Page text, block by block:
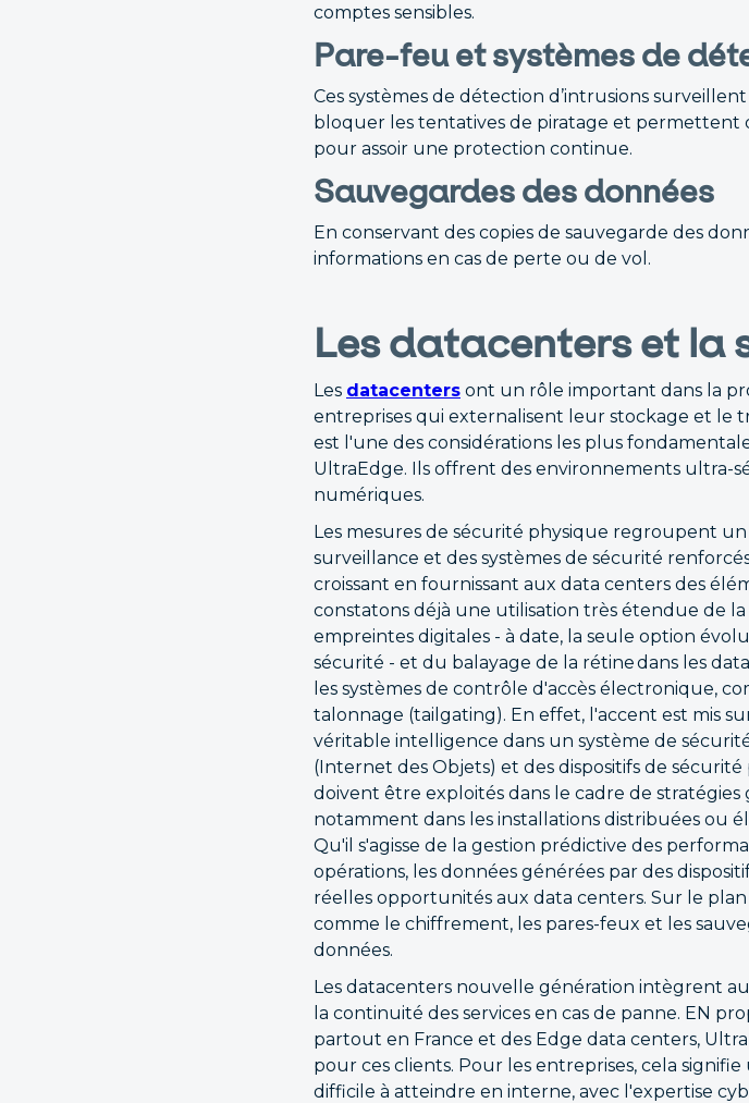
comptes sensibles.
Pare-feu et systèmes de
Ces systèmes de détection d’intrusions
bloquer les tentatives de piratage et permettent
pour assoir une protection continue.
Sauvegardes des données
En conservant des copies de sauvegarde des
informations en cas de perte ou de vol.
Les datacenters et la
Les datacenters ont un rôle important dans la
entreprises qui externalisent leur stockage et le
est l'une des considérations les plus
UltraEdge. Ils offrent des environnements ultra-
numériques.
Les mesures de sécurité physique regroupent un
surveillance et des systèmes de sécurité
croissant en fournissant aux data centers des
constatons déjà une utilisation très étendue de
empreintes digitales - à date, la seule option
sécurité - et du balayage de la rétine dans les
les systèmes de contrôle d'accès électronique,
talonnage (tailgating). En effet, l'accent est mis
véritable intelligence dans un système de
(Internet des Objets) et des dispositifs de
doivent être exploités dans le cadre de
notamment dans les installations distribuées ou
Qu'il s'agisse de la gestion prédictive des
opérations, les données générées par des
réelles opportunités aux data centers. Sur le
comme le chiffrement, les pares-feux et les
données.
Les datacenters nouvelle génération intègrent
la continuité des services en cas de panne. EN
partout en France et des Edge data centers,
pour ces clients. Pour les entreprises, cela
difficile à atteindre en interne, avec l'expertise